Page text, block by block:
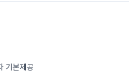
기본제공